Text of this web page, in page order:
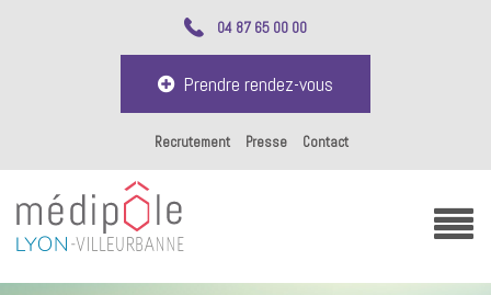
04 87 65 00 00
Prendre rendez-vous
Recrutement Presse Contact